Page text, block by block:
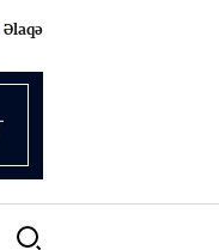
Əlaqə